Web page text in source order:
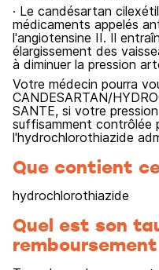
· Le candésartan
médicaments appelés
l'angiotensine II. Il
élargissement des
à diminuer la pression
Votre médecin pourra
CANDESARTAN/
SANTE, si votre
suffisamment contrôlée
l'hydrochlorothiazide
Que contient
hydrochlorothiazide
Quel est son